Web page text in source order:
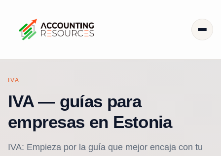
IVA
IVA — guías para
empresas en Estonia
IVA: Empieza por la guía que mejor encaja con tu